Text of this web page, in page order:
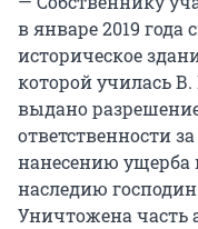
в январе 2019 года
историческое
которой училась В.
выдано
ответственности
нанесению ущерба
наследию
Уничтожена часть